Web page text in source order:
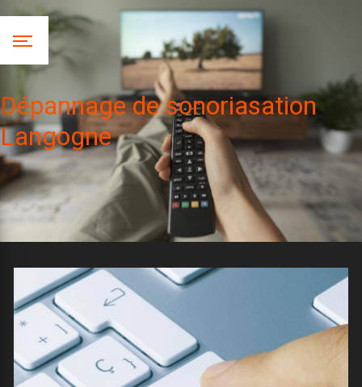
Panneau de gestion des cookies
Dépannage de sonoriasation
Langogne